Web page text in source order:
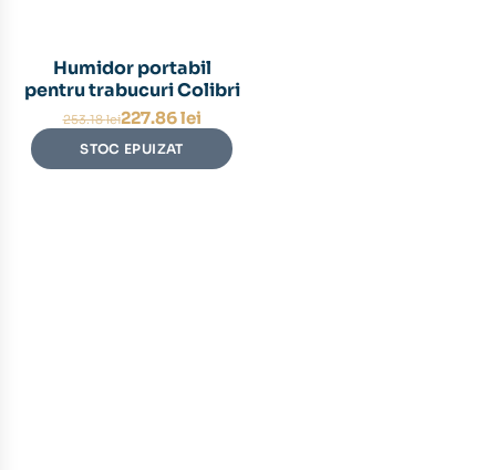
Humidor portabil
pentru trabucuri Colibri
253.18lei
Prețul
a
fost:
227.86lei
Prețul
este:
227.86 lei.
STOC EPUIZAT